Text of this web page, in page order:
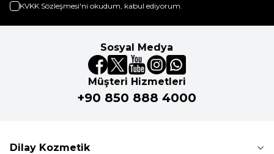
KVKK Sözleşmesi'ni okudum, kabul ediyorum.
Sosyal Medya
Müşteri Hizmetleri
+90 850 888 4000
Dilay Kozmetik